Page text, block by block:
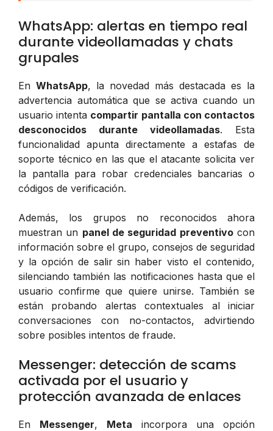
WhatsApp: alertas en tiempo real
durante videollamadas y chats
grupales
En WhatsApp, la novedad más destacada es la
advertencia automática que se activa cuando un
usuario intenta compartir pantalla con contactos
desconocidos durante videollamadas. Esta
funcionalidad apunta directamente a estafas de
soporte técnico en las que el atacante solicita ver
la pantalla para robar credenciales bancarias o
códigos de verificación.
Además, los grupos no reconocidos ahora
muestran un panel de seguridad preventivocon
información sobre el grupo, consejos de seguridad
y la opción de salir sin haber visto el contenido,
silenciando también las notificaciones hasta que el
usuario confirme que quiere unirse. También se
están probando alertas contextuales al iniciar
conversaciones con no-contactos, advirtiendo
sobre posibles intentos de fraude.
Messenger: detección de scams
activada por el usuario y
protección avanzada de enlaces
En Messenger, Meta incorpora una opción